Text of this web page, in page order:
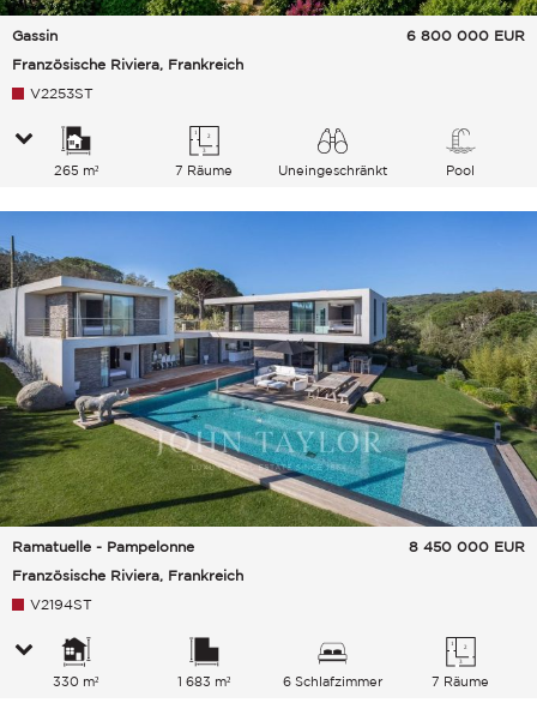
Gassin
Französische Riviera, Frankreich
6 800 000 EUR
V2253ST
265 m² 7 Räume
Uneingeschränkt
Pool
Ramatuelle - Pampelonne
Französische Riviera, Frankreich
8 450 000 EUR
V2194ST
330 m² 1 683 m² 6 Schlafzimmer 7 Räume